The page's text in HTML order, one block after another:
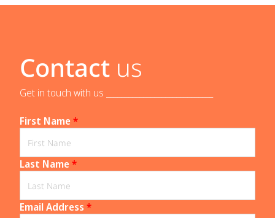
Contact us
Get in touch with us _____________________________
First Name*
Last Name*
Email Address *